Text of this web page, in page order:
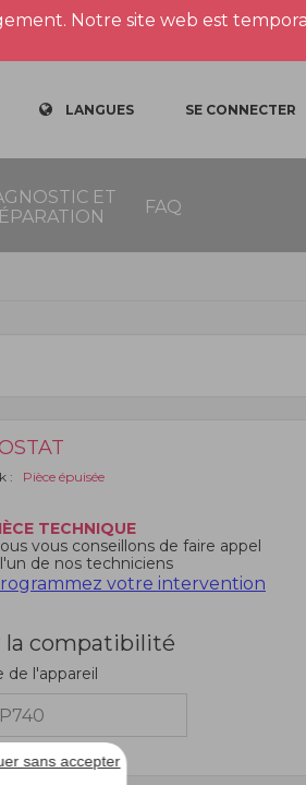
sans accepter
Notre site web est
LANGUES SE CONNECTER
ET
FAQ
: Pièce épuisée
TECHNIQUE
vous conseillons de faire appel
de nos techniciens
votre intervention
la compatibilité
de l'appareil